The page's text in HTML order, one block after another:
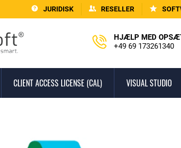
JURIDISK RESELLER
HJÆLP MED
+49 69 173261340
CLIENT ACCESS LICENSE (CAL) VISUAL STUDIO